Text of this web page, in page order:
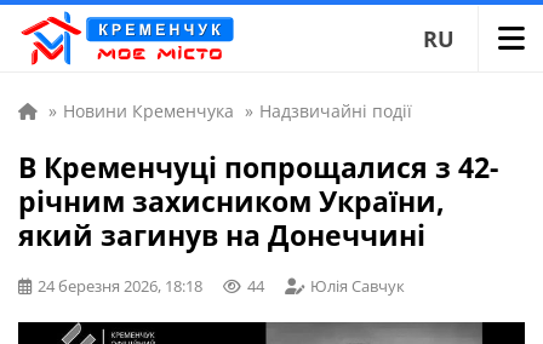
RU
» Новини Кременчука » Надзвичайні події
В Кременчуці попрощалися з 42-
річним захисником України,
який загинув на Донеччині
24 березня 2026, 18:18 44 Юлія Савчук